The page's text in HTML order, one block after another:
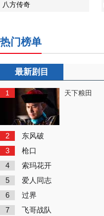
八方传奇
热门榜单
最新剧目
1 天下粮田
2 东风破
3 枪口
4 索玛花开
5 爱人同志
6 过界
7 飞哥战队